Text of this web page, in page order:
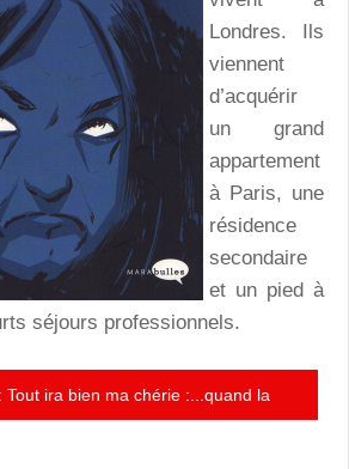
Londres. Ils
viennent
d’acquérir
un grand
appartement
à Paris, une
résidence
secondaire
et un pied à
séjours professionnels.
Tout ira bien ma chérie :...quand la